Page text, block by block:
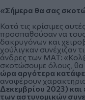
«Σήμερα θα σας
Κατά τις κρίσιμες
προσπαθούσαν να
δακρυγόνων και
χούλιγκαν συνέχιζαν
άνδρες των ΜΑΤ:
σκοτώσουμε όλους, θα
ώρα αργότερα
αναφέρουν
Δεκεμβρίου 2023) και
των αστυνομικών